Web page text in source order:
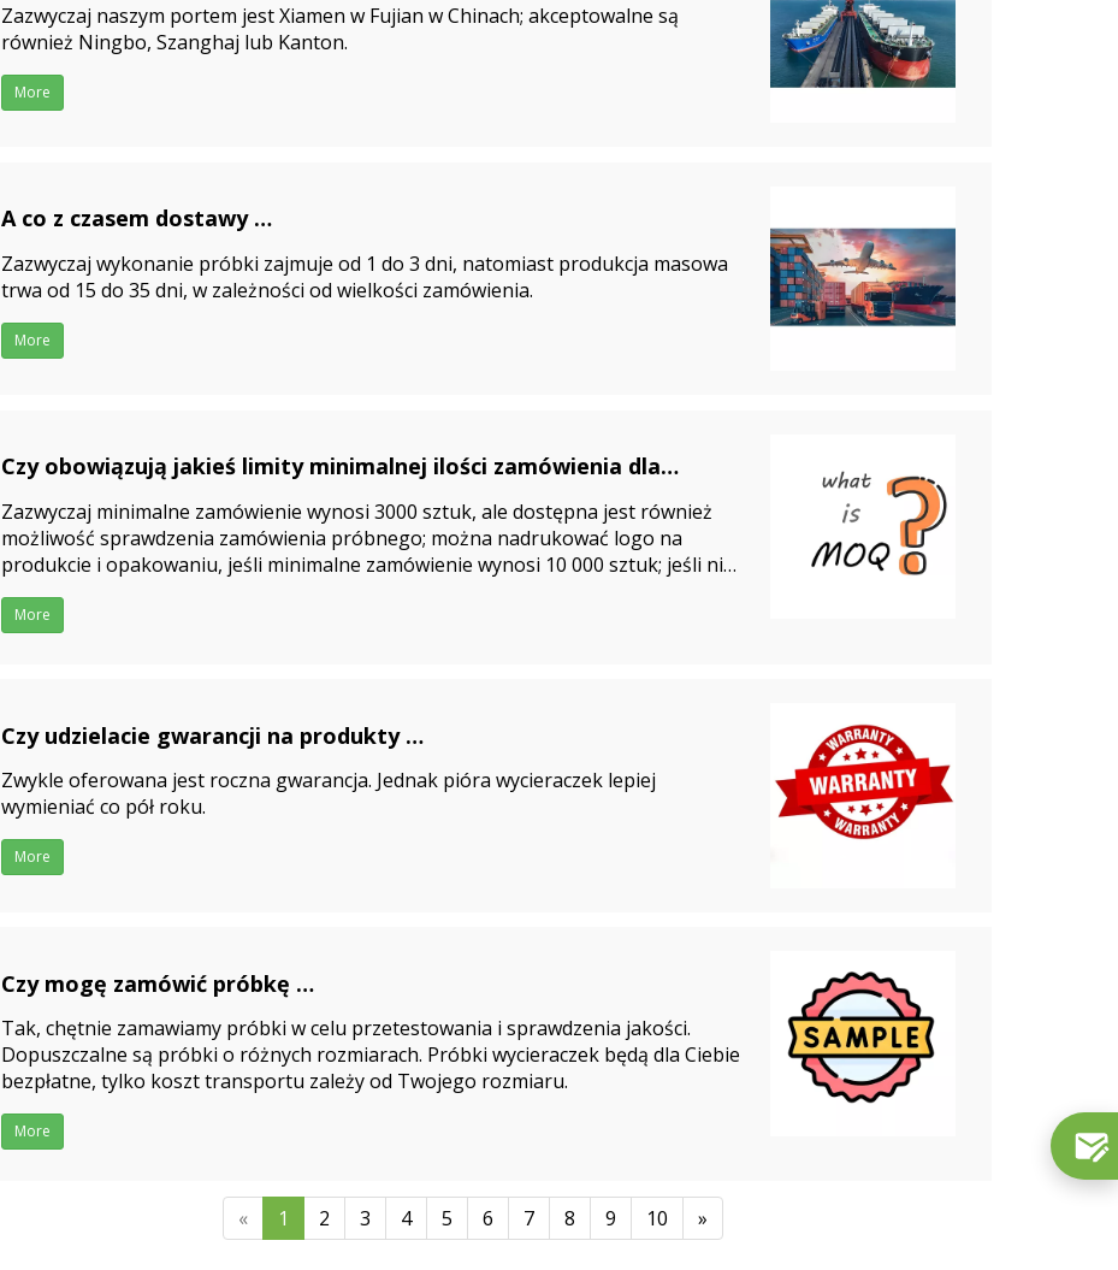
Zazwyczaj naszym portem jest Xiamen w Fujian w Chinach; akceptowalne są
również Ningbo, Szanghaj lub Kanton.
More
A co z czasem dostawy
Zazwyczaj wykonanie próbki zajmuje od 1 do 3 dni, natomiast produkcja masowa
trwa od 15 do 35 dni, w zależności od wielkości zamówienia.
More
Czy obowiązują jakieś limity minimalnej ilości zamówienia dla
produktów Co zrobić jeśli nie uda mi się osiągnąć minimalnej ilości
zamówienia
2025-03-27
Zazwyczaj minimalne zamówienie wynosi 3000 sztuk, ale dostępna jest również
możliwość sprawdzenia zamówienia próbnego; można nadrukować logo na
produkcie i opakowaniu, jeśli minimalne zamówienie wynosi 10 000 sztuk; jeśli nie
uda się osiągnąć minimalnego zamówienia, również można to negocjować.
More
Czy udzielacie gwarancji na produkty
Zwykle oferowana jest roczna gwarancja. Jednak pióra wycieraczek lepiej
wymieniać co pół roku.
More
Czy mogę zamówić próbkę
Tak, chętnie zamawiamy próbki w celu przetestowania i sprawdzenia jakości.
Dopuszczalne są próbki o różnych rozmiarach. Próbki wycieraczek będą dla Ciebie
bezpłatne, tylko koszt transportu zależy od Twojego rozmiaru.
More
« 1 2 3 4 5 6 7 8 9 10 »